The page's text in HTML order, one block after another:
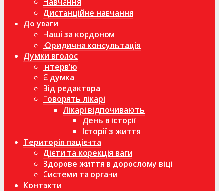
Дистанційне навчання
До уваги
Наші за кордоном
Юридична консультація
Думки вголос
Інтерв’ю
Є думка
Від редактора
Говорять лікарі
Лікарі відпочивають
День в історії
Історії з життя
Територія пацієнта
Дієти та корекція ваги
Здорове життя в дорослому віці
Системи та органи
Контакти